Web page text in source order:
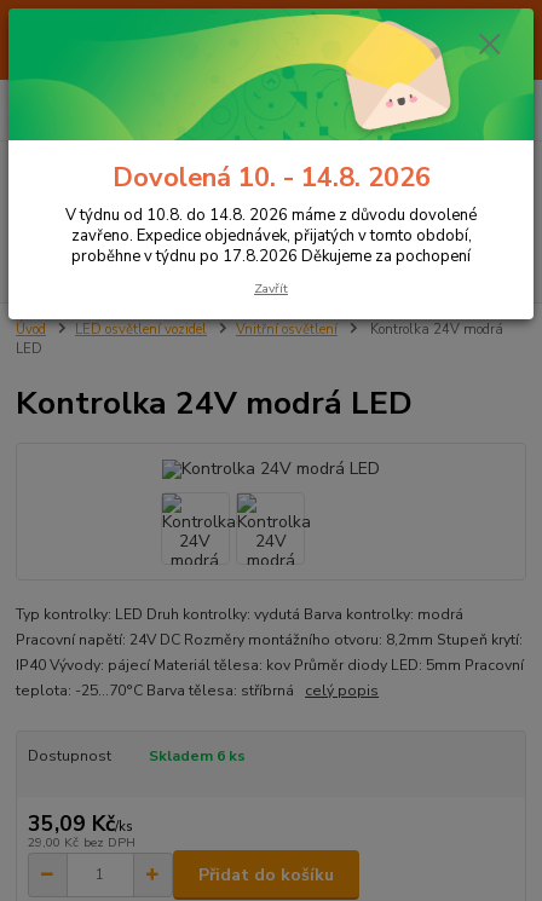
Od 7.8. do 14.8. 2026 máme z důvodu dovolené ZAVŘENO. Expedice
objednávek, přijatých v tomto období, proběhne v týdnu po 17.8.2026
Děkujeme za pochopení
CZK
Hledat
+420 605 283 713
za0,00 Kč
Úvod LED osvětlení vozidel Vnitřní osvětlení
Kontrolka 24V modrá
LED
Kontrolka 24V modrá LED
Typ kontrolky: LED Druh kontrolky: vydutá Barva kontrolky: modrá
Pracovní napětí: 24V DC Rozměry montážního otvoru: 8,2mm Stupeň krytí:
IP40 Vývody: pájecí Materiál tělesa: kov Průměr diody LED: 5mm Pracovní
teplota: -25...70°C Barva tělesa: stříbrná celý popis
Dostupnost Skladem 6 ks
35,09 Kč/ks
29,00 Kč bez DPH
Přidat do košíku
Dovolená 10. - 14.8. 2026
V týdnu od 10.8. do 14.8. 2026 máme z důvodu dovolené
zavřeno. Expedice objednávek, přijatých v tomto období,
proběhne v týdnu po 17.8.2026 Děkujeme za pochopení
Zavřít